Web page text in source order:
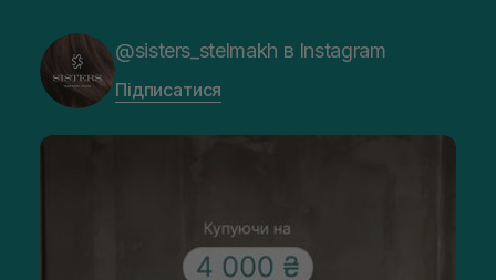
@sisters_stelmakh в Instagram
Підписатися